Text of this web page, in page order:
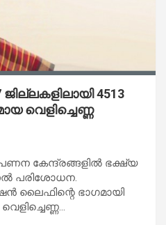
4513
വെളിച്ചെണ്ണ
കേന്ദ്രങ്ങളില്‍ ഭക്ഷ്യ
പരിശോധന.
ലൈഫിന്റെ ഭാഗമായി